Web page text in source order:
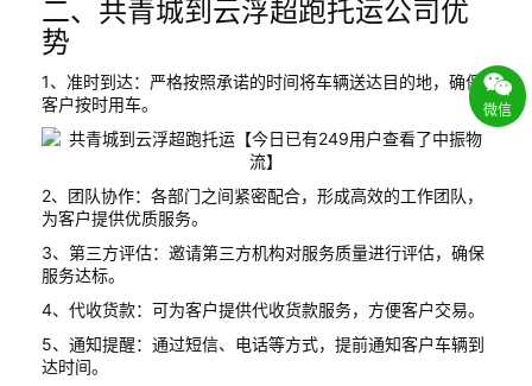
二、共青城到云浮超跑托运公司优
势
1、准时到达：严格按照承诺的时间将车辆送达目的地，确保
客户按时用车。
2、团队协作：各部门之间紧密配合，形成高效的工作团队，
为客户提供优质服务。
3、第三方评估：邀请第三方机构对服务质量进行评估，确保
服务达标。
4、代收货款：可为客户提供代收货款服务，方便客户交易。
5、通知提醒：通过短信、电话等方式，提前通知客户车辆到
达时间。
微信